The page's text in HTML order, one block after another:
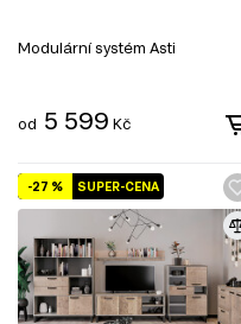
Modulární systém Asti
od 5 599 Kč
SUPER-CENA
-27 %